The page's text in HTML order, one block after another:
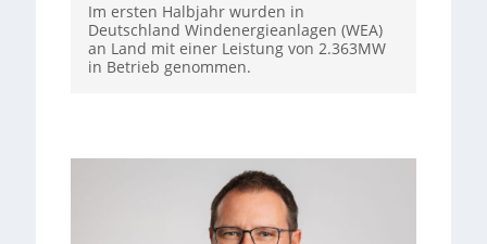
Im ersten Halbjahr wurden in
Deutschland Windenergieanlagen (WEA)
an Land mit einer Leistung von 2.363MW
in Betrieb genommen.